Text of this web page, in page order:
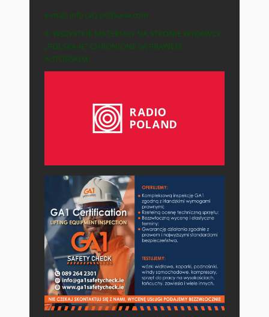
e-mail: info (at) polska-ie.com
© WSZYSTKIE MATERIAŁY NA STRONIE WYDAWCY
„POLSKA-IE” CHRONIONE SĄ PRAWEM
AUTORSKIM.